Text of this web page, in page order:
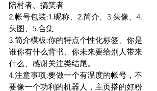
陪村者、搞笑者
2.帐号包装:1.昵称、2.简介、3.头像、4.
头图、5.合集
3.简介模板:你的特点个性化标签、你是
谁你有什么背书、你未来要给别人带来
什么、感谢关注类结尾。
4.注意事项:要做一个有温度的帐号，不
要像一个功利的机器人，主页搭的好粉